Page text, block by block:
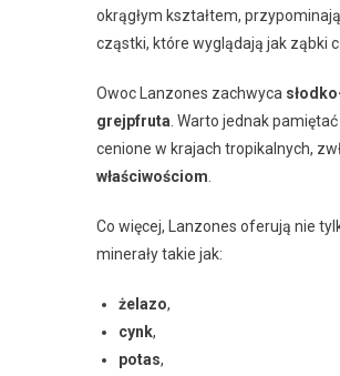
okrągłym kształtem,
cząstki, które wyglądają jak ząbki
Owoc Lanzones zachwyca
grejpfruta . Warto jednak
cenione w krajach tropikalnych,
właściwościom
Co więcej, Lanzones oferują nie
minerały takie jak:
żelazo,
cynk,
potas,